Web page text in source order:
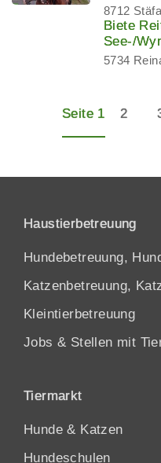
8712 Stäfa
Biete
See-/
5734
Seite 1 2
Haustierbetreuung
Hundebetreuung,
Katzenbetreuung,
Kleintierbetreuung
Jobs & Stellen mit
Tiermarkt
Hunde & Katzen
Hundeschulen